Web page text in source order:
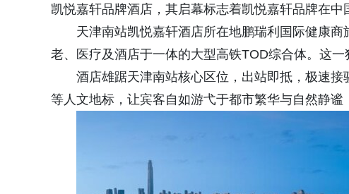
凯悦嘉轩品牌酒店，其启幕标志着凯悦嘉轩品牌在中
天津南站凯悦嘉轩酒店所在地鹏瑞利国际健康
老、医疗及酒店于一体的大型高铁TOD综合体。这
酒店雄踞天津南站核心区位，出站即抵，极速
等人文地标，让宾客自如游弋于都市繁华与自然静谧